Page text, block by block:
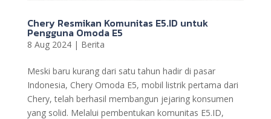
Chery Resmikan Komunitas E5.ID untuk
Pengguna Omoda E5
8 Aug 2024| Berita
Meski baru kurang dari satu tahun hadir di pasar
Indonesia, Chery Omoda E5, mobil listrik pertama dari
Chery, telah berhasil membangun jejaring konsumen
yang solid. Melalui pembentukan komunitas E5.ID,